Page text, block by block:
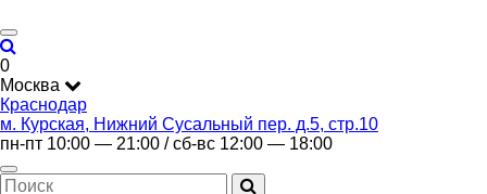
0
Москва
Краснодар
м. Курская, Нижний Сусальный пер. д.5, стр.10
пн-пт 10:00 — 21:00 / сб-вс 12:00 — 18:00